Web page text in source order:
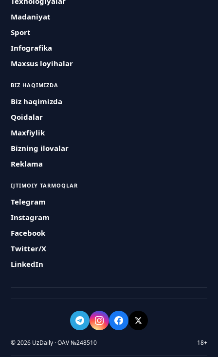
Madaniyat
Sport
Infografika
Maxsus loyihalar
BIZ HAQIMIZDA
Biz haqimizda
Qoidalar
Maxfiylik
Bizning ilovalar
Reklama
IJTIMOIY TARMOQLAR
Telegram
Instagram
Facebook
Twitter/X
LinkedIn
© 2026 UzDaily · OAV №248510 18+